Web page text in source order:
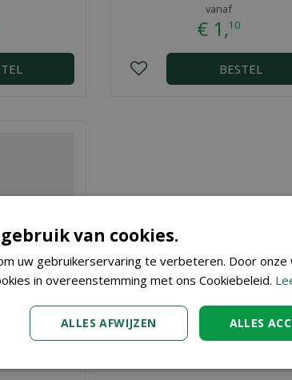
vanaf
€ 1 ,10
BESTEL
5-11mm
van cookies.
uw gebruikerservaring te verbeteren. Door
in overeenstemming met ons Cookiebeleid.
ALLES
ALLES AFWIJZEN